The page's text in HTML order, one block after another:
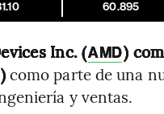
60.895
Inc. (AMD)
)como parte de una
y ventas.